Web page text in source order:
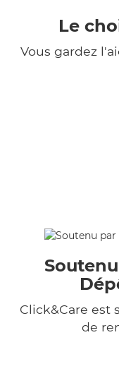
Le
Vous gardez
Click&Care est
de